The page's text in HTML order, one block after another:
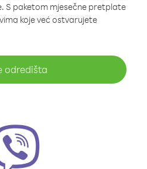
S paketom mjesečne pretplate
koje već ostvarujete
odredišta